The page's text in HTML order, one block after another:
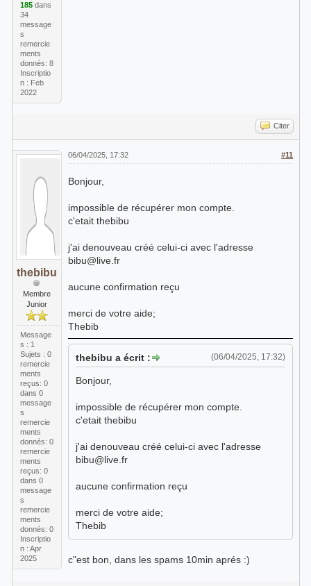
185dans
34
message
s
remercie
ments
donnés: 8
Inscriptio
n : Feb
2022
Citer
thebibu
Membre
Junior
Message
s : 1
Sujets : 0
remercie
ments
reçus: 0
dans 0
message
s
remercie
ments
donnés: 0
remercie
ments
reçus: 0
dans 0
message
s
remercie
ments
donnés: 0
Inscriptio
n : Apr
2025
#11
06/04/2025, 17:32
Bonjour,
impossible de récupérer mon compte.
c'etait thebibu
j'ai denouveau créé celui-ci avec l'adresse
bibu@live.fr
aucune confirmation reçu
merci de votre aide;
Thebib
(06/04/2025, 17:32)
thebibu a écrit :
Bonjour,
impossible de récupérer mon compte.
c'etait thebibu
j'ai denouveau créé celui-ci avec l'adresse
bibu@live.fr
aucune confirmation reçu
merci de votre aide;
Thebib
c"est bon, dans les spams 10min aprés :)